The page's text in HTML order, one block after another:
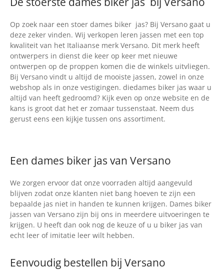
Op zoek naar een stoer dames biker jas? Bij Versano gaat u
deze zeker vinden. Wij verkopen leren jassen met een top
kwaliteit van het Italiaanse merk Versano. Dit merk heeft
ontwerpers in dienst die keer op keer met nieuwe
ontwerpen op de proppen komen die de winkels uitvliegen.
Bij Versano vindt u altijd de mooiste jassen, zowel in onze
webshop als in onze vestigingen. diedames biker jas waar u
altijd van heeft gedroomd? Kijk even op onze website en de
kans is groot dat het er zomaar tussenstaat. Neem dus
gerust eens een kijkje tussen ons assortiment.
Een dames biker jas van Versano
We zorgen ervoor dat onze voorraden altijd aangevuld
blijven zodat onze klanten niet bang hoeven te zijn een
bepaalde jas niet in handen te kunnen krijgen. Dames biker
jassen van Versano zijn bij ons in meerdere uitvoeringen te
krijgen. U heeft dan ook nog de keuze of u u biker jas van
echt leer of imitatie leer wilt hebben.
Eenvoudig bestellen bij Versano